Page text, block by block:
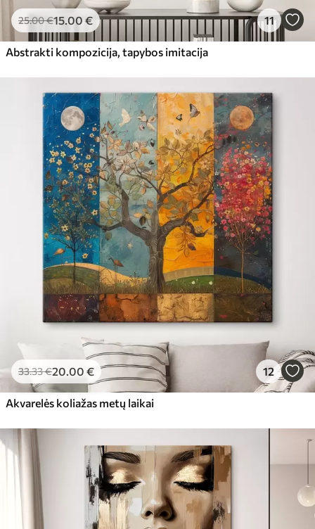
25.00€15.00 € 11
Abstrakti kompozicija, tapybos imitacija
33.33€20.00 € 12
Akvarelės koliažas metų laikai